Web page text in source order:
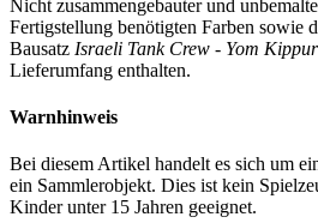
Nicht zusammengebauter und
Fertigstellung benötigten Farben sowie
Bausatz Israeli Tank Crew - Yom
Lieferumfang enthalten.
Warnhinweis
Bei diesem Artikel handelt es sich um
ein Sammlerobjekt. Dies ist kein
Kinder unter 15 Jahren geeignet.